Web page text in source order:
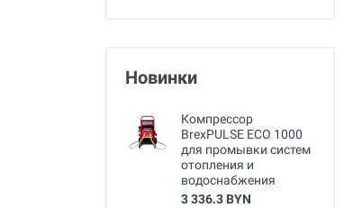
Новинки
Компрессор
BrexPULSE ECO 1000
для промывки систем
отопления и
водоснабжения
3 336.3 BYN